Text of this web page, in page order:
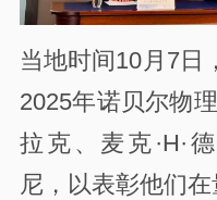
当地时间10月7日
2025年诺贝尔物
拉克、麦克·H·
尼，以表彰他们在